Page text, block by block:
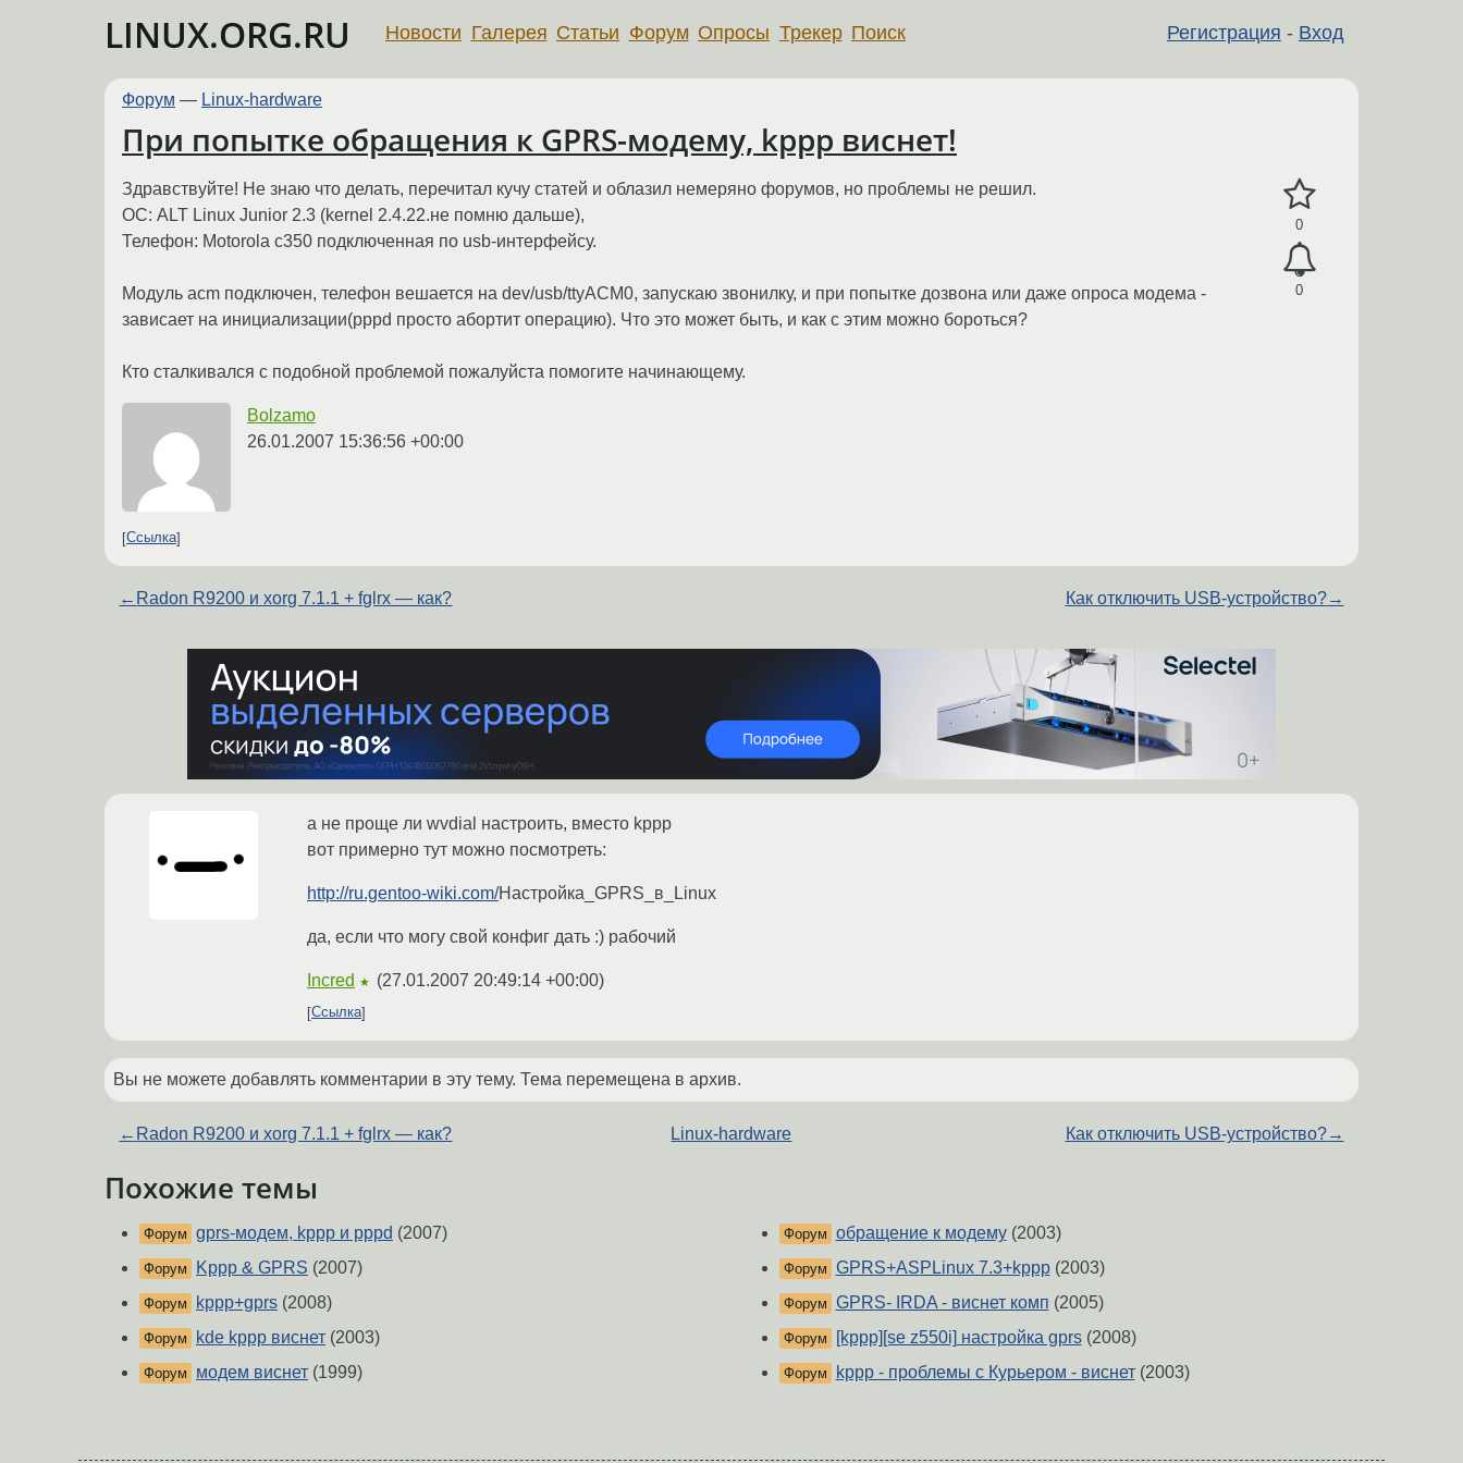
LINUX.ORG.RU Регистрация - Вход
Новости Галерея Статьи Форум Опросы Трекер Поиск
Форум — Linux-hardware
При попытке обращения к GPRS-модему, kppp виснет!
0
0
Здравствуйте! Не знаю что делать, перечитал кучу статей и облазил немеряно форумов, но проблемы не решил.
ОС: ALT Linux Junior 2.3 (kernel 2.4.22.не помню дальше),
Телефон: Motorola c350 подключенная по usb-интерфейсу.
Модуль acm подключен, телефон вешается на dev/usb/ttyACM0, запускаю звонилку, и при попытке дозвона или даже опроса модема -
зависает на инициализации(pppd просто абортит операцию). Что это может быть, и как с этим можно бороться?
Кто сталкивался с подобной проблемой пожалуйста помогите начинающему.
Bolzamo
26.01.2007 15:36:56 +00:00
Ссылка
← Radon R9200 и xorg 7.1.1 + fglrx — как? Как отключить USB-устройство?→
а не проще ли wvdial настроить, вместо kppp
вот примерно тут можно посмотреть:
http://ru.gentoo-wiki.com/Настройка_GPRS_в_Linux
да, если что могу свой конфиг дать :) рабочий
Incred ★ (27.01.2007 20:49:14 +00:00)
Ссылка
Вы не можете добавлять комментарии в эту тему. Тема перемещена в архив.
← Radon R9200 и xorg 7.1.1 + fglrx — как? Linux-hardware Как отключить USB-устройство?→
Похожие темы
Форум gprs-модем, kppp и pppd (2007)
Форум Kppp & GPRS (2007)
Форум kppp+gprs (2008)
Форум kde kppp виснет (2003)
Форум модем виснет (1999)
Форум обращение к модему(2003)
Форум GPRS+ASPLinux 7.3+kppp(2003)
Форум GPRS- IRDA - виснет комп (2005)
Форум [kppp][se z550i] настройка gprs(2008)
Форум kppp - проблемы с Курьером - виснет(2003)